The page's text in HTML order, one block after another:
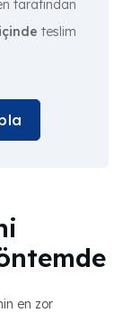
tarafından
teslim
en zor